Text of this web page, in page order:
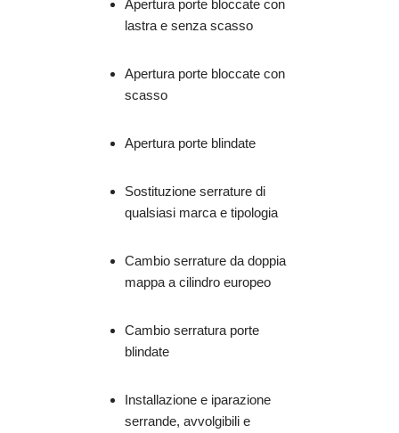
Apertura porte bloccate con
lastra e senza scasso
Apertura porte bloccate con
scasso
Apertura porte blindate
Sostituzione serrature di
qualsiasi marca e tipologia
Cambio serrature da doppia
mappa a cilindro europeo
Cambio serratura porte
blindate
Installazione e iparazione
serrande, avvolgibili e